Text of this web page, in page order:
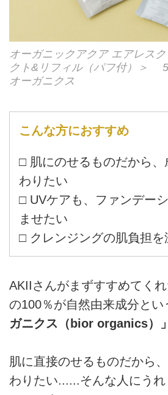
オーガニックアクア エアレス
クト&リフィル（パフ付）＞
オーガニクス
こんな方におすすめ
□ 肌にのせるものだから
わりたい
□ UVケアも、ファンデー
ませたい
□ クレンジングの肌負担を
AKIIさんがまずすすめてく
の100％が自然由来成分とい
ガニクス（bior organics）」
肌に直接のせるものだから
わりたい......そんな人にう